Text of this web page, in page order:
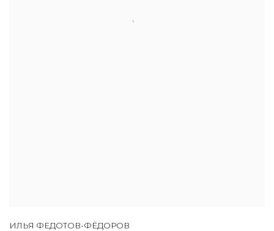
ИЛЬЯ ФЕДОТОВ-ФЁДОРОВ